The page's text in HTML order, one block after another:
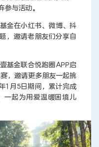
与活动。
金在小红书、微博、抖
，邀请老朋友们分享自
基金联合悦跑圈APP启
，邀请更多朋友一起挑
1月5日期间，累计完成
一起为用爱温暖困境儿